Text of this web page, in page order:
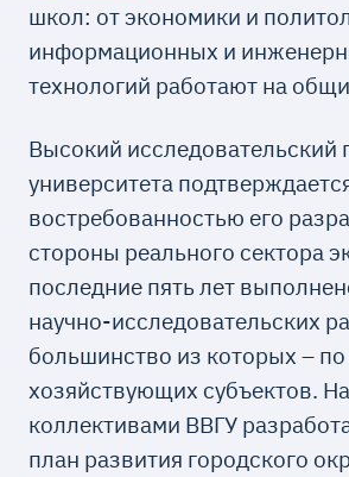
школ: от экономики и
информационных и
технологий работают на
Высокий исследовательский
университета
востребованностью его
стороны реального сектора
последние пять лет
научно-исследовательских
большинство из которых – по
хозяйствующих субъектов.
коллективами ВВГУ
план развития городского